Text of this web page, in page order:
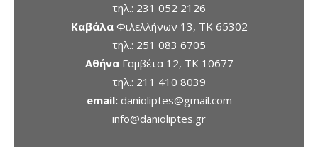
τηλ.: 231 052 2126
ΚαβάλαΦιλελλήνων 13, ΤΚ 65302
τηλ.: 251 083 6705
ΑθήναΓαμβέτα 12, ΤΚ 10677
τηλ.: 211 410 8039
email: danioliptes@gmail.com
info@danioliptes.gr